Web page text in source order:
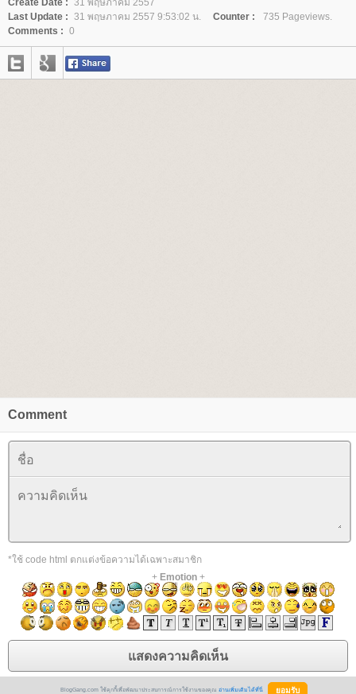
Create Date : 31 พฤษภาคม 2557
Last Update : 31 พฤษภาคม 2557 9:53:02 น. Counter :
735 Pageviews.
Comments : 0
Comment
*ใช้ code html ตกแต่งข้อความได้เฉพาะสมาชิก
+ Emotion+
BlogGang.com ใช้คุกกี้เพื่อพัฒนาประสบการณ์การใช้งานของคุณ อ่านเพิ่มเติมได้ที่นี่